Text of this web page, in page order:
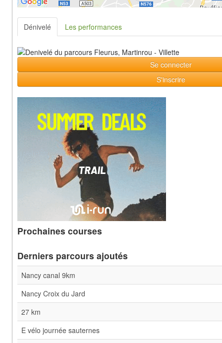
Dénivelé Les performances
Se connecter
S'inscrire
Prochaines courses
Derniers parcours ajoutés
Nancy canal 9km
Nancy Croix du Jard
27 km
E vélo journée sauternes